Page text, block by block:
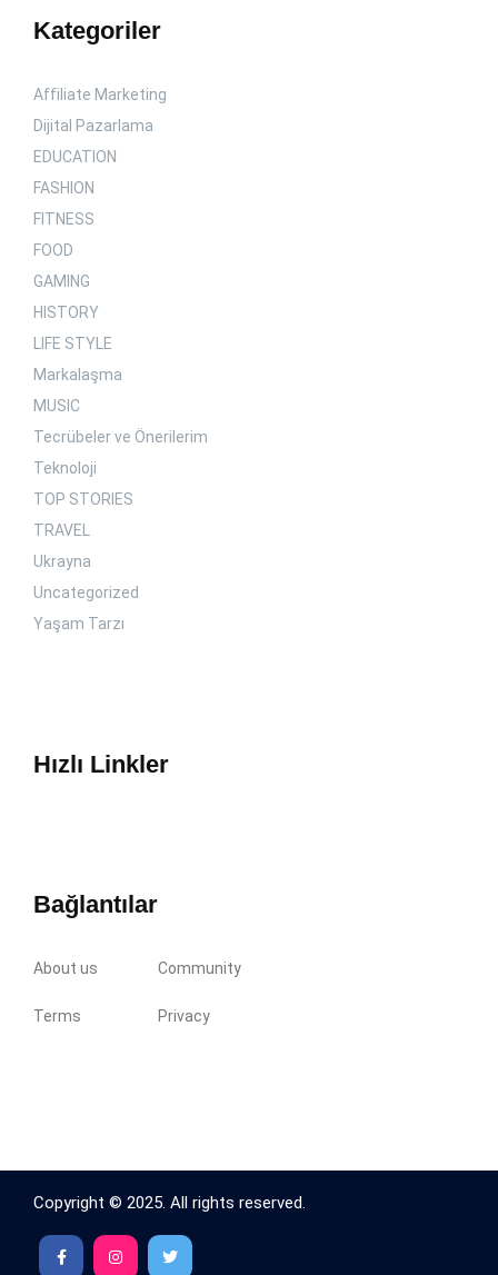
Kategoriler
Affiliate Marketing
Dijital Pazarlama
EDUCATION
FASHION
FITNESS
FOOD
GAMING
HISTORY
LIFE STYLE
Markalaşma
MUSIC
Tecrübeler ve Önerilerim
Teknoloji
TOP STORIES
TRAVEL
Ukrayna
Uncategorized
Yaşam Tarzı
Hızlı Linkler
Bağlantılar
About us Community
Terms Privacy
Copyright © 2025. All rights reserved.